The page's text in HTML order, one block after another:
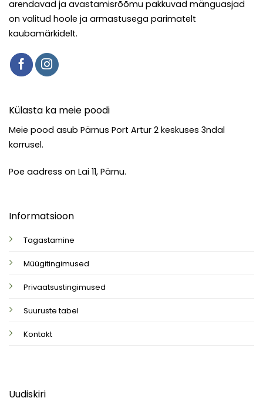
arendavad ja avastamisrõõmu pakkuvad mänguasjad
on valitud hoole ja armastusega parimatelt
kaubamärkidelt.
Informatsioon
Tagastamine
Müügitingimused
Privaatsustingimused
Suuruste tabel
Kontakt
Uudiskiri
Külasta ka meie poodi
Meie pood asub Pärnus Port Artur 2 keskuses 3ndal
korrusel.
Poe aadress on Lai 11, Pärnu.